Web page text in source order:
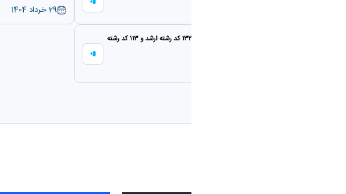
29 خرداد 1404
آزمون ورودی کارشناسی ارشد و دکترا با ۱۳۲ کد رشته ارشد و ۱۱۳ کد رشته